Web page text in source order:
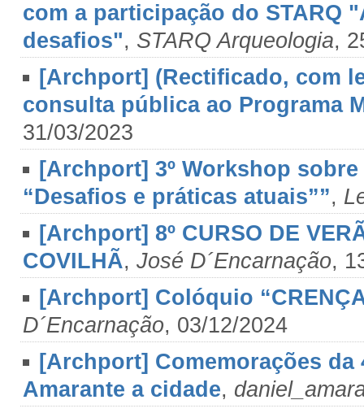
com a participação do STARQ
desafios", STARQ Arqueologia,
[Archport] (Rectificado, com
consulta pública ao Programa
31/03/2023
[Archport] 3º Workshop
“Desafios e práticas atuais””,
[Archport] 8º CURSO DE
COVILHÃ, José D´Encarnação,
[Archport] Colóquio
D´Encarnação, 03/12/2024
[Archport] Comemorações da
Amarante a cidade,